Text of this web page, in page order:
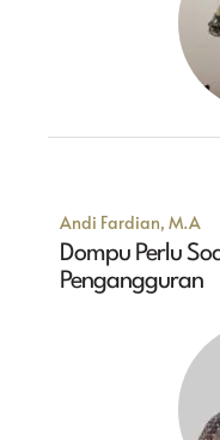
Andi Fardian, M.A
Dompu Perlu
Pengangguran